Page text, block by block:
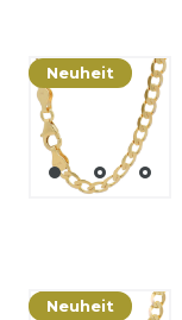
Neuheit
Neuheit